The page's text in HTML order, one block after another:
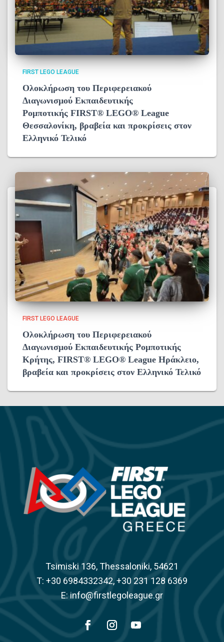
FIRST LEGO LEAGUE
Ολοκλήρωση του Περιφερειακού
Διαγωνισμού Εκπαιδευτικής
Ρομποτικής FIRST® LEGO® League
Θεσσαλονίκη, βραβεία και προκρίσεις στον
Ελληνικό Τελικό
FIRST LEGO LEAGUE
Ολοκλήρωση του Περιφερειακού
Διαγωνισμού Εκπαιδευτικής Ρομποτικής
Κρήτης, FIRST® LEGO® League Ηράκλειο,
βραβεία και προκρίσεις στον Ελληνικό Τελικό
Tsimiski 136, Thessaloniki, 54621
Τ: +30 6984332342, +30 231 128 6369
E: info@firstlegoleague.gr